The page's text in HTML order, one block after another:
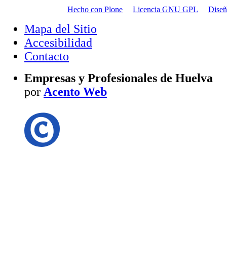
Hecho con Plone Licencia GNU GPL
Mapa del Sitio
Accesibilidad
Contacto
Empresas y Profesionales de Huelva
por Acento Web